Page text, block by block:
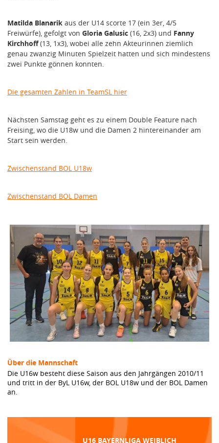
Matilda Blanarik aus der U14 scorte 17 (ein 3er, 4/5
Freiwürfe), gefolgt von Gloria Galusic (16, 2x3) und Fanny
Kirchhoff(13, 1x3), wobei alle zehn Akteurinnen ziemlich
genau zwanzig Minuten Spielzeit hatten und sich mindestens
zwei Punkte gönnen konnten.
Die gesamten Zahlen in TeamSL hier
Nächsten Samstag geht es zu einem Double Feature nach
Freising, wo die U18w und die Damen 2 hintereinander am
Start sein werden.
Zwischenstand BOL U18w
Zwischenstand BOL Damen
Über die Mannschaft
Die U16w besteht diese Saison aus den Jahrgängen 2010/11
und tritt in der ByL U16w, der BOL U18w und der BOL Damen
an.
U16 BAYERNLIGA WEIBLICH